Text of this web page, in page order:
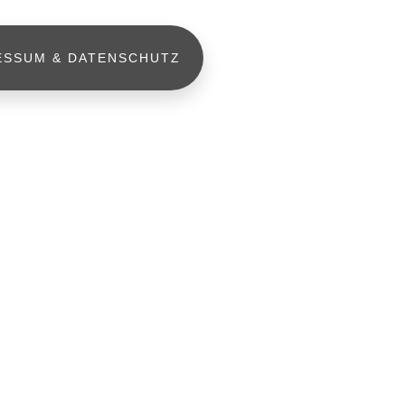
& DATENSCHUTZ